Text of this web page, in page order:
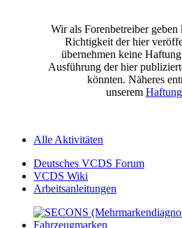
Wir als Forenbetreiber
Richtigkeit der hier
übernehmen keine
Ausführung der hier
könnten. Näheres
unserem
Alle Aktivitäten
Deutsches VCDS Forum
VCDS Wiki
Arbeitsanleitungen